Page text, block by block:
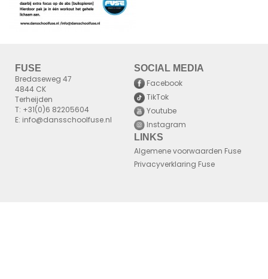
FUSE
Bredaseweg 47
4844 CK
Terheijden
T: +31(0)6 82205604
E: info@dansschoolfuse.nl
SOCIAL MEDIA
Facebook
TikTok
Youtube
Instagram
LINKS
Algemene voorwaarden Fuse
Privacyverklaring Fuse